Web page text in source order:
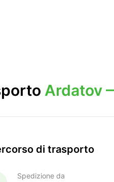
Ardatov
di trasporto
Spedizione da